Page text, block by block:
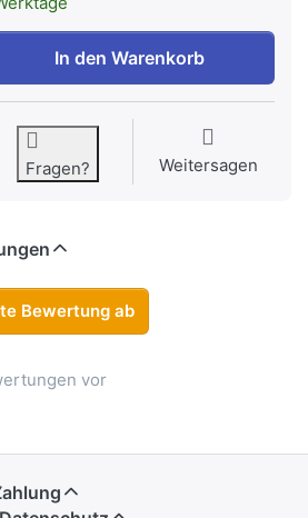
200ml, leer, mit
In den Warenkorb
Fragen? Weitersagen
Bewertung ab
vor